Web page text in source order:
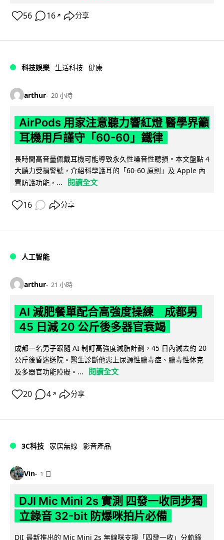
56 16 ↗ 分享
科技娛樂 生活科技 健康
arthur 20 小時
AirPods 用家注意聽力響紅燈 醫學界籲
耳機用戶謹守「60-60」鐵律
長時間高音量佩戴耳機可能導致永久性噪音性聽損。本文盤點 4
大聽力受損警號，介紹科學護耳的「60-60 原則」及 Apple 內
置防護功能，...
閱讀全文
16 分享
人工智能
arthur 21 小時
AI 減肥餐單配合高強度操練 成都男
45 日減 20 公斤後多器官衰竭
成都一名男子跟隨 AI 制訂高強度減脂計劃，45 日內減去約 20
公斤後昏迷送院。醫生診斷他患上尿源性膿毒症、膿毒性休克
及多器官功能障礙。...
閱讀全文
20 4 ↗ 分享
3C科技 家居無線 影音產品
Vin 1 日
DJI Mic Mini 2s 實測 四發一收同步獨
立錄音 32-bit 防爆咪拍片必備
DJI 最新推出的 Mic Mini 2s 無線咪支援「四發一收」分軌錄